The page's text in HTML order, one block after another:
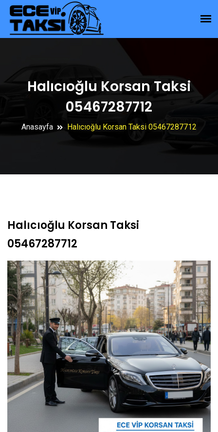
Halıcıoğlu Korsan Taksi
05467287712
Anasayfa Halıcıoğlu Korsan Taksi 05467287712
Halıcıoğlu Korsan Taksi
05467287712